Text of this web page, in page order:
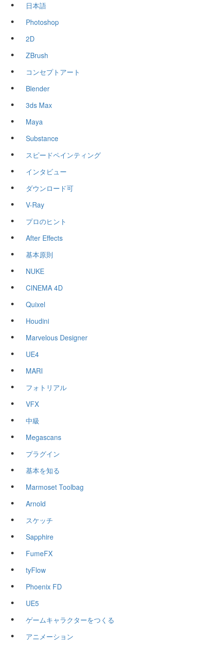
日本語
Photoshop
2D
ZBrush
コンセプトアート
Blender
3ds Max
Maya
Substance
スピードペインティング
インタビュー
ダウンロード可
V-Ray
プロのヒント
After Effects
基本原則
NUKE
CINEMA 4D
Quixel
Houdini
Marvelous Designer
UE4
MARI
フォトリアル
VFX
中級
Megascans
プラグイン
基本を知る
Marmoset Toolbag
Arnold
スケッチ
Sapphire
FumeFX
tyFlow
Phoenix FD
UE5
ゲームキャラクターをつくる
アニメーション